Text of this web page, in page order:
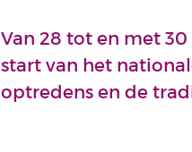
Van 28 tot en met
start van het
optredens en de